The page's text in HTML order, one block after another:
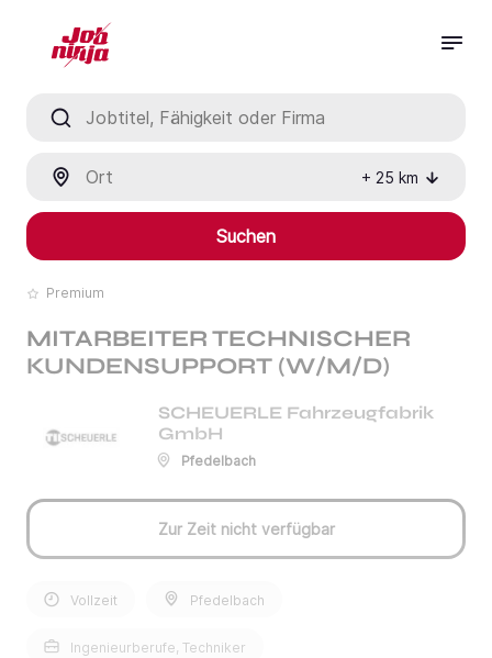
+ 25 km
Suchen
Premium
MITARBEITER TECHNISCHER
KUNDENSUPPORT (W/M/D)
SCHEUERLE Fahrzeugfabrik
GmbH
Pfedelbach
Zur Zeit nicht verfügbar
Vollzeit Pfedelbach
Ingenieurberufe, Techniker